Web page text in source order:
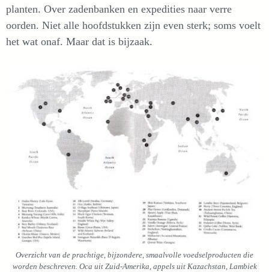
planten. Over zadenbanken en expedities naar verre
oorden. Niet alle hoofdstukken zijn even sterk; soms voelt
het wat onaf. Maar dat is bijzaak.
Overzicht van de prachtige, bijzondere, smaalvolle voedselproducten die
worden beschreven. Oca uit Zuid-Amerika, appels uit Kazachstan, Lambiek